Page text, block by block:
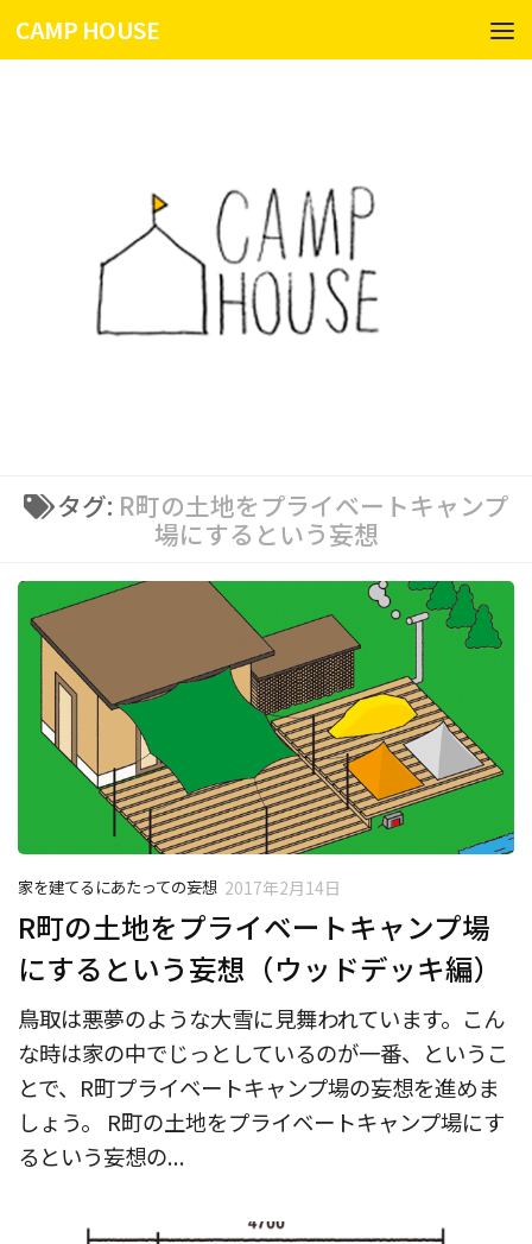
コンテンツへスキップ
CAMP HOUSE
タグ: R町の土地をプライベートキャンプ
場にするという妄想
家を建てるにあたっての妄想 2017年2月14日
R町の土地をプライベートキャンプ場
にするという妄想（ウッドデッキ編）
鳥取は悪夢のような大雪に見舞われています。こん
な時は家の中でじっとしているのが一番、というこ
とで、R町プライベートキャンプ場の妄想を進めま
しょう。 R町の土地をプライベートキャンプ場にす
るという妄想の...